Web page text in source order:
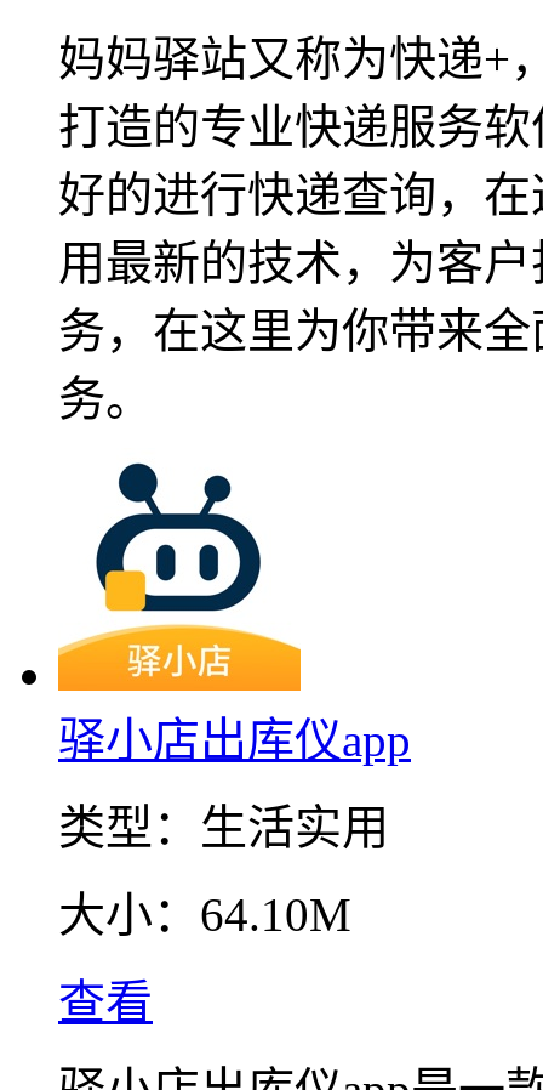
妈妈驿站又称为快递+
打造的专业快递服务
好的进行快递查询，
用最新的技术，为客
务，在这里为你带来
务。
驿小店出库仪app
类型： 生活实用
大小： 64.10M
查看